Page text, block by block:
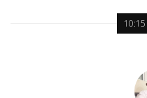
10:15